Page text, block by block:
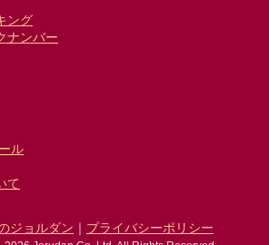
ング
ナンバー
ル
て
ジョルダン ｜ プライバシーポリシー